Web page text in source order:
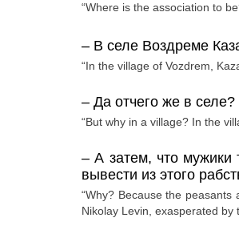
“Where is the association to
– В селе Воздреме
“In the village of Vozdrem,
– Да отчего же в
“But why in a village? In the
– А затем, что мужики
вывести из этого
“Why? Because the
Nikolay Levin, exasperated by